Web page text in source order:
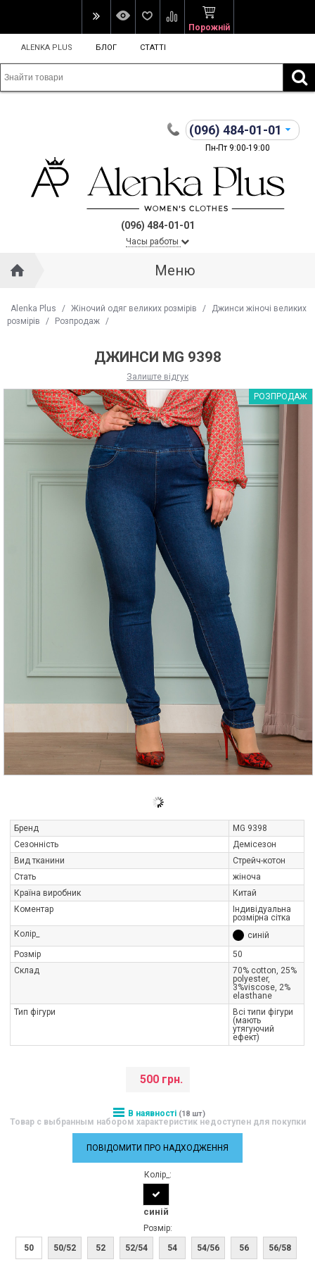
Порожній
ALENKA PLUS БЛОГ СТАТТІ
(096) 484-01-01
Пн-Пт 9:00-19:00
(096) 484-01-01
Часы работы
Меню
Alenka Plus / Жіночий одяг великих розмірів /
Джинси жіночі великих
розмірів
/ Розпродаж /
ДЖИНСИ MG 9398
Залиште відгук
РОЗПРОДАЖ
Бренд
MG 9398
Сезонність
Демісезон
Вид тканини
Стрейч-котон
Стать
жіноча
Країна виробник
Китай
Коментар
Індивідуальна
розмірна сітка
Колір_
синій
Розмір
50
Склад
70% cotton, 25%
polyester,
3%viscose, 2%
elasthane
Тип фігури
Всі типи фігури
(мають
утягуючий
ефект)
500 грн.
В наявності (18 шт)
Товар с выбранным набором характеристик недоступен для покупки
ПОВІДОМИТИ ПРО НАДХОДЖЕННЯ
Колір_:
синій
Розмір:
50
50/52 52 52/54 54 54/56 56 56/58